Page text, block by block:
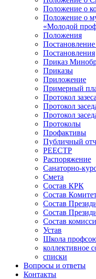
Положение о
Положение о
«Молодой
Положения
Постановления
Приказ
Приказы
Приложение
Примерный
Протокол
Протокол
Протокол
Протоколы
Профактивы
Публичный
РЕЕСТР
Распоряжение
Санаторно-
Смета
Состав КРК
Состав
Состав
Состав
Состав
Устав
Школа
коллективное
списки
Вопросы и ответы
Контакты